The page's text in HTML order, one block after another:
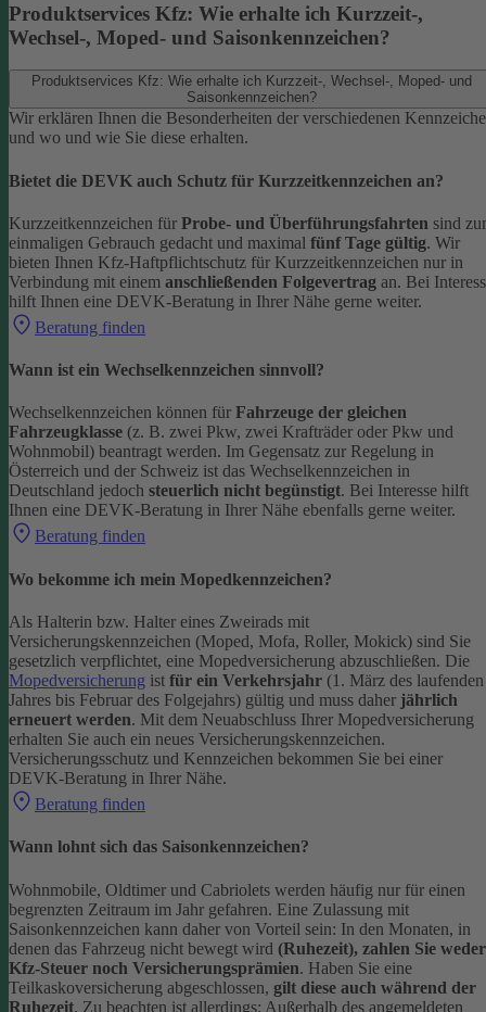
Produktservices Kfz: Wie erhalte ich Kurzzeit-,
Wechsel-, Moped- und Saisonkennzeichen?
Produktservices Kfz: Wie erhalte ich Kurzzeit-, Wechsel-, Moped- und
Saisonkennzeichen?
Wir erklären Ihnen die Besonderheiten der verschiedenen
und wo und wie Sie diese erhalten.
Bietet die DEVK auch Schutz für Kurzzeitkennzeichen an?
Kurzzeitkennzeichen für Probe- und Überführungsfahrten sind
einmaligen Gebrauch gedacht und maximal fünf Tage gültig. Wir
bieten Ihnen Kfz-Haftpflichtschutz für Kurzzeitkennzeichen nur in
Verbindung mit einem anschließenden Folgevertrag an. Bei
hilft Ihnen eine DEVK-Beratung in Ihrer Nähe gerne weiter.
Beratung finden
Wann ist ein Wechselkennzeichen sinnvoll?
Wechselkennzeichen können für Fahrzeuge der gleichen
Fahrzeugklasse (z. B. zwei Pkw, zwei Krafträder oder Pkw und
Wohnmobil) beantragt werden. Im Gegensatz zur Regelung in
Österreich und der Schweiz ist das Wechselkennzeichen in
Deutschland jedoch steuerlich nicht begünstigt. Bei Interesse hilft
Ihnen eine DEVK-Beratung in Ihrer Nähe ebenfalls gerne weiter.
Beratung finden
Wo bekomme ich mein Mopedkennzeichen?
Als Halterin bzw. Halter eines Zweirads mit
Versicherungskennzeichen (Moped, Mofa, Roller, Mokick) sind Sie
gesetzlich verpflichtet, eine Mopedversicherung abzuschließen. Die
Mopedversicherung ist für ein Verkehrsjahr (1. März des laufenden
Jahres bis Februar des Folgejahrs) gültig und muss daher jährlich
erneuert werden. Mit dem Neuabschluss Ihrer Mopedversicherung
erhalten Sie auch ein neues Versicherungskennzeichen.
Versicherungsschutz und Kennzeichen bekommen Sie bei einer
DEVK-Beratung in Ihrer Nähe.
Beratung finden
Wann lohnt sich das Saisonkennzeichen?
Wohnmobile, Oldtimer und Cabriolets werden häufig nur für einen
begrenzten Zeitraum im Jahr gefahren. Eine Zulassung mit
Saisonkennzeichen kann daher von Vorteil sein: In den Monaten, in
denen das Fahrzeug nicht bewegt wird (Ruhezeit), zahlen Sie weder
Kfz-Steuer noch Versicherungsprämien. Haben Sie eine
Teilkaskoversicherung abgeschlossen, gilt diese auch während der
Ruhezeit. Zu beachten ist allerdings: Außerhalb des angemeldeten